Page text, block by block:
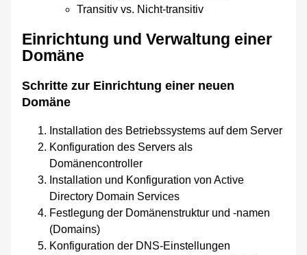
Transitiv vs. Nicht-transitiv
Einrichtung und Verwaltung einer
Domäne
Schritte zur Einrichtung einer neuen
Domäne
Installation des Betriebssystems auf dem Server
Konfiguration des Servers als
Domänencontroller
Installation und Konfiguration von Active
Directory Domain Services
Festlegung der Domänenstruktur und -namen
(Domains)
Konfiguration der DNS-Einstellungen